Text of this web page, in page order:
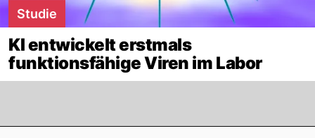
Studie
KI entwickelt erstmals
funktionsfähige Viren im Labor